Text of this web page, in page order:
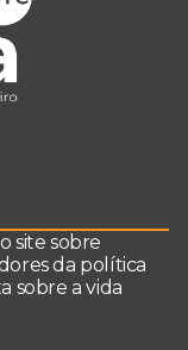
site sobre
da política
sobre a vida